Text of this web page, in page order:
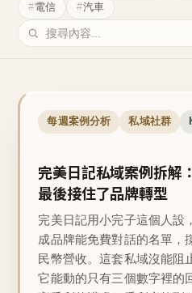
電信
汽車
每週案例分析 私域社群
完美日記私域案例拆解
最後接住了品牌轉型
完美日記用小完子這個人設
成品牌能免費對話的名單，
民幣營收。這套私域沒能阻
它能動的只有三個數字裡的